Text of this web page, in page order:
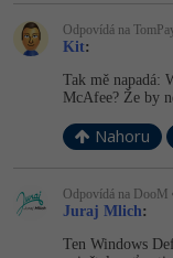
Video
Ostatní
Fórum
Odpovídá na
Kit:
Tak mě napadá:
McAfee? Že by
Nahoru
Odpovídá na DooM
Juraj Mlich:
Ten Windows